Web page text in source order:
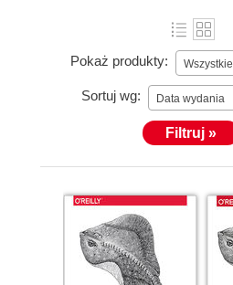
Pokaż produkty: Wszystkie
Sortuj wg: Data wydania
Filtruj »